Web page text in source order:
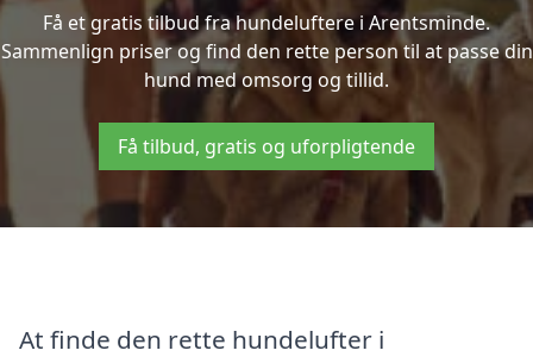
Få et gratis tilbud fra hundeluftere i Arentsminde.
Sammenlign priser og find den rette person til at passe din
hund med omsorg og tillid.
Få tilbud, gratis og uforpligtende
At finde den rette hundelufter i